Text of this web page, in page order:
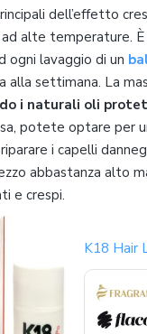
dell’effetto
alte temperature.
ogni lavaggio di un
alla settimana. La
i naturali oli
potete optare per
i capelli
abbastanza alto
e crespi.
K18 Hair